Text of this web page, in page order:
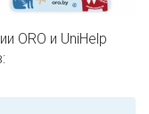
ORO и UniHelp